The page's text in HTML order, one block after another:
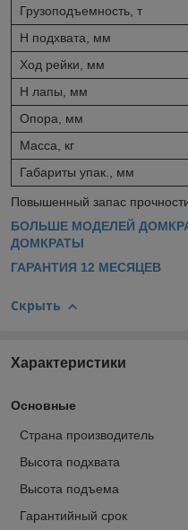
Грузоподъемность, т
H подхвата, мм
Ход рейки, мм
Н лапы, мм
Опора, мм
Масса, кг
Габариты упак., мм
Повышенный запас
БОЛЬШЕ МОДЕЛЕЙ
ДОМКРАТЫ
ГАРАНТИЯ 12 МЕСЯЦЕВ
Скрыть
Характеристики
Основные
Страна производитель
Высота подхвата
Высота подъема
Гарантийный срок